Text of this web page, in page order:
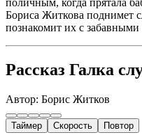
Бориса Житкова поднимет
познакомит их с
Рассказ Галка
Автор: Борис Житков
Таймер Скорость Повтор